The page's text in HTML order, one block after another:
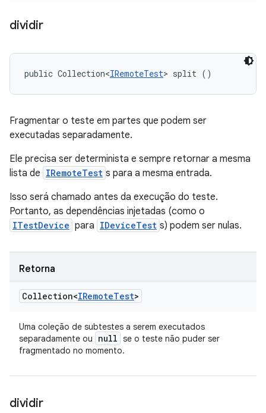
dividir
public Collection<IRemoteTest> split ()
Fragmentar o teste em partes que podem ser
executadas separadamente.
Ele precisa ser determinista e sempre retornar a mesma
lista de IRemoteTest s para a mesma entrada.
Isso será chamado antes da execução do teste.
Portanto, as dependências injetadas (como o
ITestDevice para IDeviceTest s) podem ser nulas.
Retorna
Collection<IRemoteTest>
Uma coleção de subtestes a serem executados
separadamente ou
null se o teste não puder ser
fragmentado no momento.
dividir